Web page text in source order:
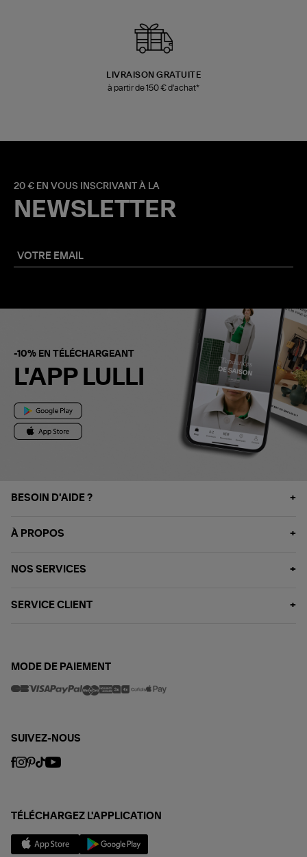
LIVRAISON GRATUITE
à partir de 150 € d'achat*
20 € EN VOUS INSCRIVANT À LA
NEWSLETTER
-10% EN TÉLÉCHARGEANT
L'APP LULLI
BESOIN D'AIDE ?
À PROPOS
NOS SERVICES
SERVICE CLIENT
MODE DE PAIEMENT
SUIVEZ-NOUS
TÉLÉCHARGEZ L'APPLICATION